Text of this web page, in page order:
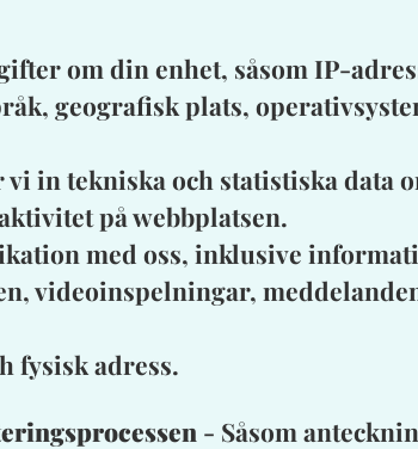
om din enhet, såsom IP-
geografisk plats,
in tekniska och statistiska data
på webbplatsen.
med oss, inklusive
videoinspelningar,
fysisk adress.
- Såsom